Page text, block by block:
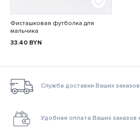
Фисташковая футболка для
мальчика
33.40 BYN
Служба доставки Ваших
Удобная оплата Ваших заказов